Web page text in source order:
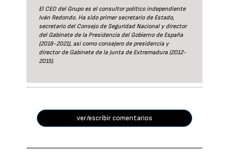
El CEO del Grupo es el consultor político independiente
Iván Redondo. Ha sido primer secretario de Estado,
secretario del Consejo de Seguridad Nacional y director
del Gabinete de la Presidencia del Gobierno de España
(2018-2021), así como consejero de presidencia y
director de Gabinete de la Junta de Extremadura (2012-
2015).
ver/escribir comentarios